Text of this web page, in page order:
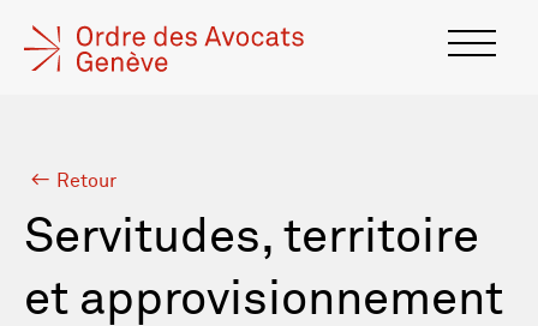
Retour
Servitudes, territoire
et approvisionnement